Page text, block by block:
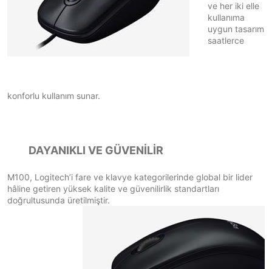
ve her iki elle
kullanıma
uygun tasarım
saatlerce
konforlu kullanım sunar.
DAYANIKLI VE GÜVENİLİR
M100, Logitech’i fare ve klavye kategorilerinde global bir lider
hâline getiren yüksek kalite ve güvenilirlik standartları
doğrultusunda üretilmiştir.